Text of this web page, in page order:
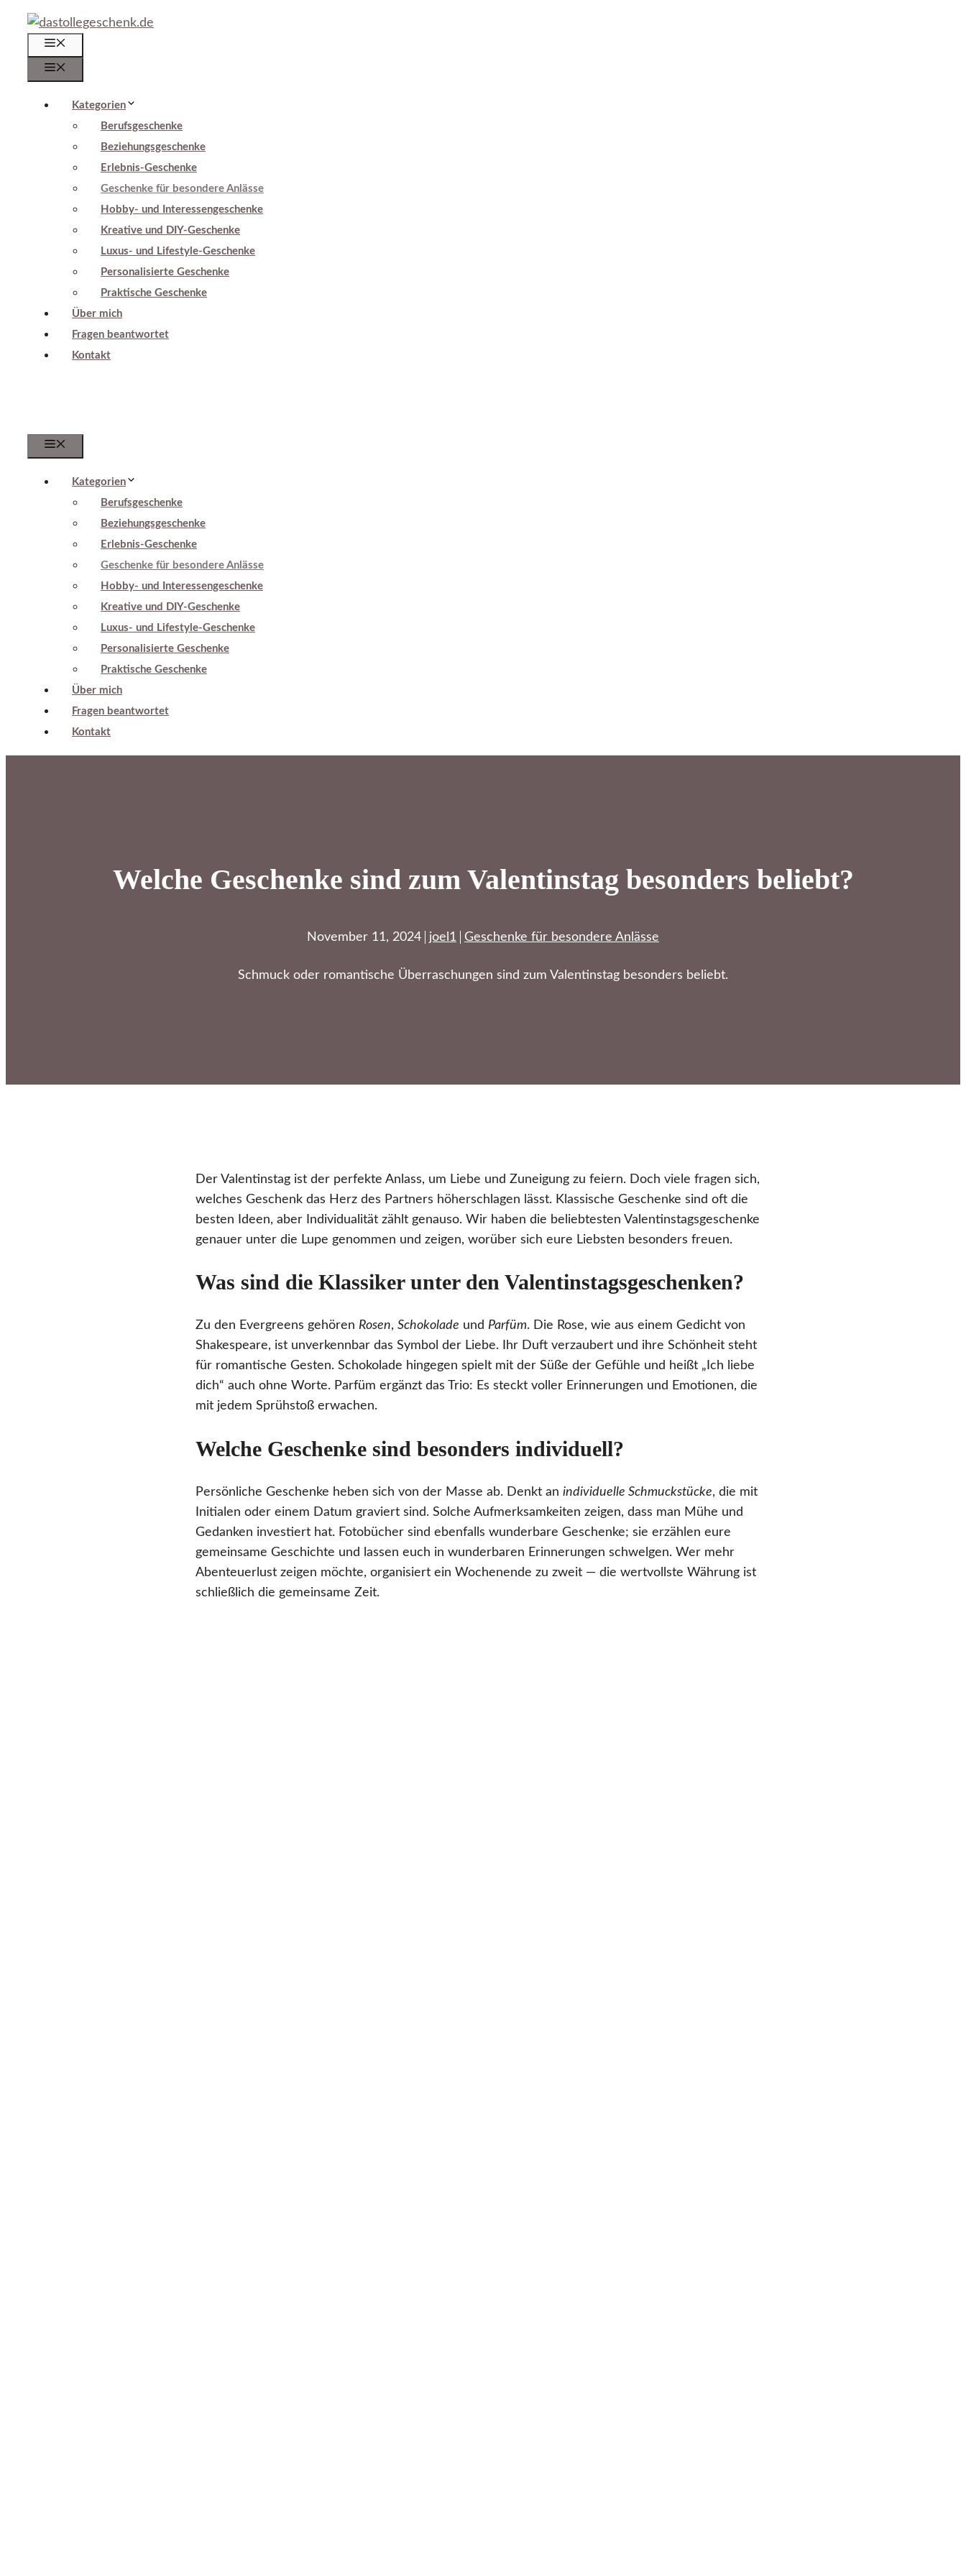
Zum
Inhalt
springen
Kategorien
Berufsgeschenke
Beziehungsgeschenke
Erlebnis-Geschenke
Geschenke für besondere Anlässe
Hobby- und Interessengeschenke
Kreative und DIY-Geschenke
Luxus- und Lifestyle-Geschenke
Personalisierte Geschenke
Praktische Geschenke
Über mich
Fragen beantwortet
Kontakt
Kategorien
Berufsgeschenke
Beziehungsgeschenke
Erlebnis-Geschenke
Geschenke für besondere Anlässe
Hobby- und Interessengeschenke
Kreative und DIY-Geschenke
Luxus- und Lifestyle-Geschenke
Personalisierte Geschenke
Praktische Geschenke
Über mich
Fragen beantwortet
Kontakt
Welche Geschenke sind zum Valentinstag besonders beliebt?
November 11, 2024 joel1 Geschenke für besondere Anlässe
Schmuck oder romantische Überraschungen sind zum Valentinstag besonders beliebt.
Der Valentinstag ist der perfekte Anlass, um Liebe und Zuneigung zu feiern. Doch viele fragen sich,
welches Geschenk das Herz des Partners höherschlagen lässt. Klassische Geschenke sind oft die
besten Ideen, aber Individualität zählt genauso. Wir haben die beliebtesten Valentinstagsgeschenke
genauer unter die Lupe genommen und zeigen, worüber sich eure Liebsten besonders freuen.
Was sind die Klassiker unter den Valentinstagsgeschenken?
Zu den Evergreens gehören Rosen, Schokolade und Parfüm. Die Rose, wie aus einem Gedicht von
Shakespeare, ist unverkennbar das Symbol der Liebe. Ihr Duft verzaubert und ihre Schönheit steht
für romantische Gesten. Schokolade hingegen spielt mit der Süße der Gefühle und heißt „Ich liebe
dich“ auch ohne Worte. Parfüm ergänzt das Trio: Es steckt voller Erinnerungen und Emotionen, die
mit jedem Sprühstoß erwachen.
Welche Geschenke sind besonders individuell?
Persönliche Geschenke heben sich von der Masse ab. Denkt an individuelle Schmuckstücke, die mit
Initialen oder einem Datum graviert sind. Solche Aufmerksamkeiten zeigen, dass man Mühe und
Gedanken investiert hat. Fotobücher sind ebenfalls wunderbare Geschenke; sie erzählen eure
gemeinsame Geschichte und lassen euch in wunderbaren Erinnerungen schwelgen. Wer mehr
Abenteuerlust zeigen möchte, organisiert ein Wochenende zu zweit — die wertvollste Währung ist
schließlich die gemeinsame Zeit.